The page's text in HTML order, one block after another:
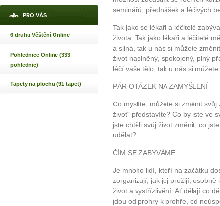
PRO VÁS
6 druhů Věštění Online
Pohlednice Online (333
pohlednic)
Tapety na plochu (91 tapet)
seminářů, přednášek a léčivých
Tak jako se lékaři a léčitelé
života. Tak jako lékaři a léčitelé
a silná, tak u nás si můžete
život naplněný, spokojený, plný
léčí vaše tělo, tak u nás si
PÁR OTÁZEK NA ZAMYŠLENÍ
Co myslíte, můžete si změnit svůj
život“ představíte? Co by jste ve
jste chtěli svůj život změnit, co
udělat?
ČÍM SE ZABÝVÁME
Je mnoho lidí, kteří na začátku
zorganizují, jak jej prožijí, osobně
život a vystřízlivění. Ať dělají co
jdou od prohry k prohře, od